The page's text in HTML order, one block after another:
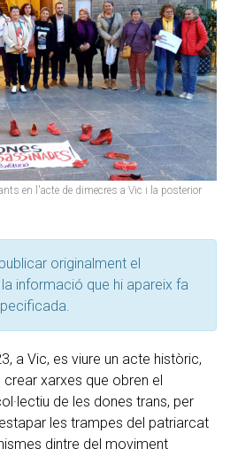
en l'acte de dimecres a Vic i la posterior
originalment el
informació que hi apareix fa
a Vic, es viure un acte històric,
xarxes que obren el
de les dones trans, per
les trampes del patriarcat
dintre del moviment